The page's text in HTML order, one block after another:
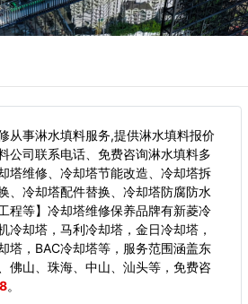
从事淋水填料服务,提供淋水填料报价
公司联系电话、免费咨询淋水填料多
塔维修、冷却塔节能改造、冷却塔拆
、冷却塔配件替换、冷却塔防腐防水
程等】冷却塔维修保养品牌有新菱冷
冷却塔，马利冷却塔，金日冷却塔，
塔，BAC冷却塔等，服务范围涵盖东
佛山、珠海、中山、汕头等， 免费咨
。